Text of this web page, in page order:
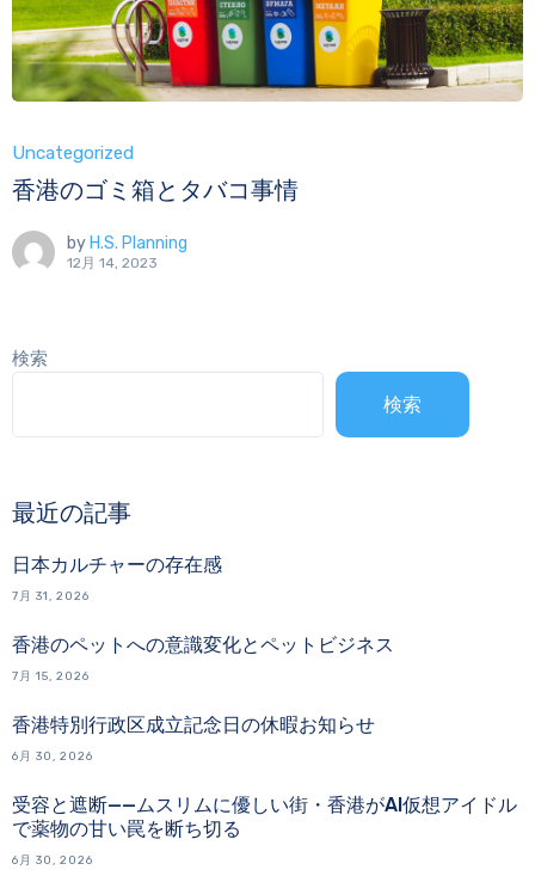
Uncategorized
香港のゴミ箱とタバコ事情
by H.S. Planning
12月 14, 2023
検索
検索
最近の記事
日本カルチャーの存在感
7月 31, 2026
香港のペットへの意識変化とペットビジネス
7月 15, 2026
香港特別行政区成立記念日の休暇お知らせ
6月 30, 2026
受容と遮断——ムスリムに優しい街・香港がAI仮想アイドル
で薬物の甘い罠を断ち切る
6月 30, 2026